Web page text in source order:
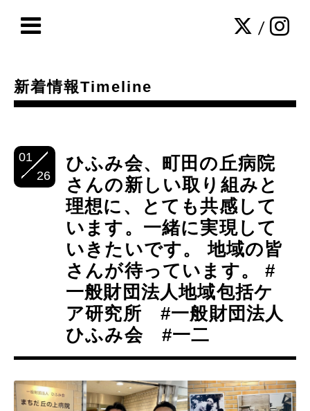
/
新着情報Timeline
01
26
ひふみ会、町田の丘病院
さんの新しい取り組みと
理想に、とても共感して
います。一緒に実現して
いきたいです。 地域の皆
さんが待っています。 #
一般財団法人地域包括ケ
ア研究所 #一般財団法人
ひふみ会 #一二